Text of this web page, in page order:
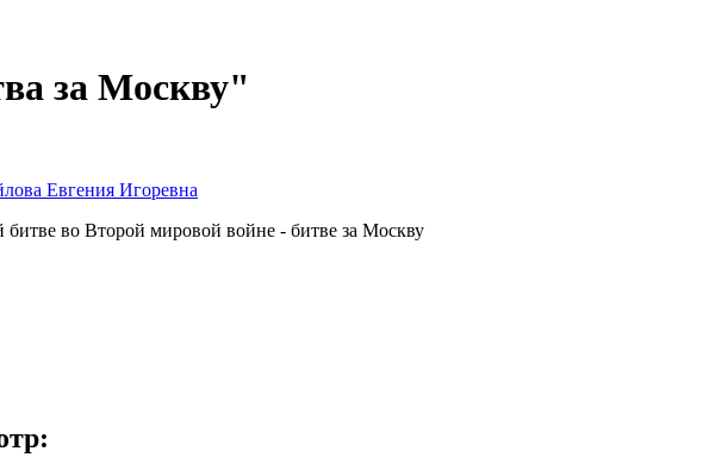
за Москву"
Евгения Игоревна
во Второй мировой войне - битве за Москву